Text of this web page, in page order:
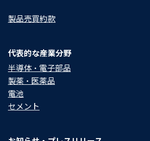
製品売買約款
代表的な産業分野
半導体・電子部品
製薬・医薬品
電池
セメント